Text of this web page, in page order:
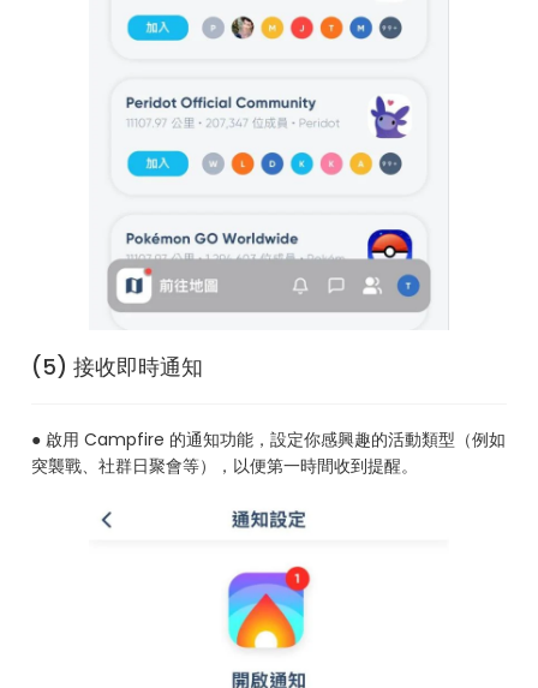
(5) 接收即時通知
● 啟用 Campfire 的通知功能，設定你感興趣的活動類型（例如
突襲戰、社群日聚會等），以便第一時間收到提醒。